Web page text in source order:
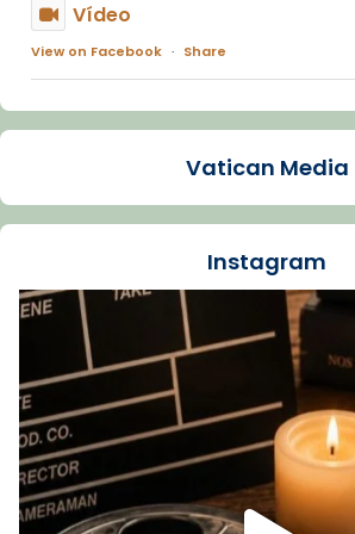
Vídeo
View on Facebook · Share
Arquebisbat de
La Carmina va patir
dos mesos, a l'Estadi Lluís
Recupera l'entrevista comp
tican News 👇
www.vaticannews.va/es/
07/carmina-historia-depresion-
espana-testimoni...
Foto
View on Facebook · Share
Vatican Media
Instagram